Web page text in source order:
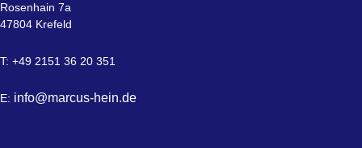
Rosenhain 7a
47804 Krefeld
T: +49 2151 36 20 351
E: info@marcus-hein.de